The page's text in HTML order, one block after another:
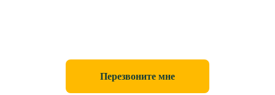
Перезвоните мне